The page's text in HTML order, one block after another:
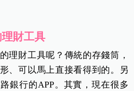
財工具
理財工具呢？傳統的存錢筒，
、可以馬上直接看得到的。另
銀行的APP。其實，現在很多